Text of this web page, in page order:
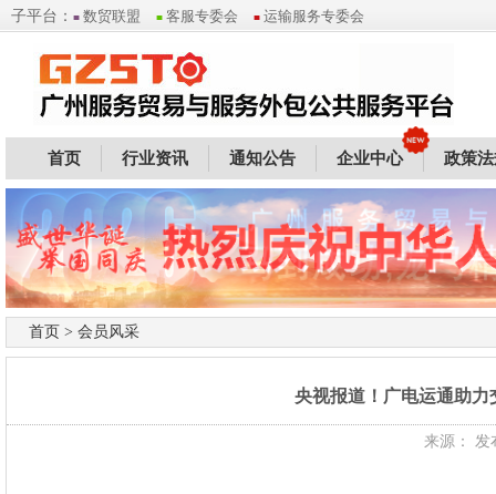
子平台： ■ 数贸联盟 ■ 客服专委会 ■ 运输服务专委会
首页 行业资讯 通知公告 企业中心 政策
首页 > 会员风采
央视报道！广电运通助
来源： 发